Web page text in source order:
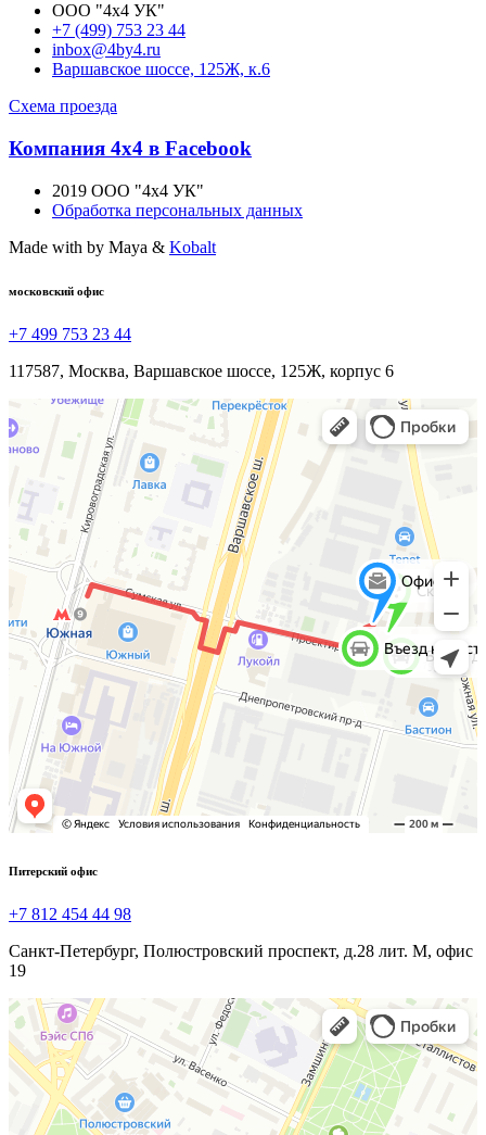
ООО "4х4 УК"
+7 (499) 753 23 44
inbox@4by4.ru
Варшавское шоссе, 125Ж, к.6
Схема проезда
Компания 4х4 в Facebook
2019 ООО "4х4 УК"
Обработка персональных данных
Made with by Maya & Kobalt
московский офис
+7 499 753 23 44
117587, Москва, Варшавское шоссе, 125Ж, корпус 6
Питерский офис
+7 812 454 44 98
Санкт-Петербург, Полюстровский проспект, д.28 лит. М, офис
19